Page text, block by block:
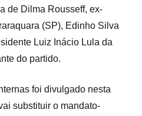
de Dilma Rousseff, ex-
(SP), Edinho Silva
Luiz Inácio Lula da
do partido.
foi divulgado nesta
substituir o mandato-